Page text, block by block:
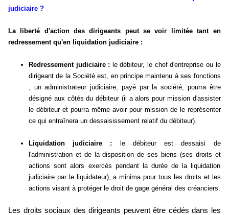
judiciaire ?
La liberté d'action des dirigeants peut se voir limitée tant en
redressement qu'en liquidation judiciaire :
Redressement judiciaire : le débiteur, le chef d'entreprise ou le
dirigeant de la Société est, en principe maintenu à ses fonctions
; un administrateur judiciaire, payé par la société, pourra être
désigné aux côtés du débiteur (il a alors pour mission d'assister
le débiteur et pourra même avoir pour mission de le représenter
ce qui entraînera un dessaisissement relatif du débiteur).
Liquidation judiciaire :
le débiteur est dessaisi de
l'administration et de la disposition de ses biens (ses droits et
actions sont alors exercés pendant la durée de la liquidation
judiciaire par le liquidateur), a minima pour tous les droits et les
actions visant à protéger le droit de gage général des créanciers.
Les droits sociaux des dirigeants peuvent être cédés dans les